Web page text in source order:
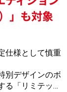
」も対象
仕様として慎重
別デザインのボ
る「リミテッド